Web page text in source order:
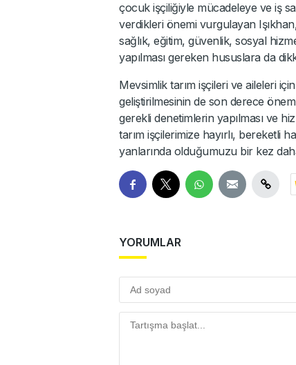
çocuk işçiliğiyle mücadeleye ve iş
verdikleri önemi vurgulayan
sağlık, eğitim, güvenlik, sosyal
yapılması gereken hususlara da
Mevsimlik tarım işçileri ve aileleri
geliştirilmesinin de son derece
gerekli denetimlerin yapılması ve
tarım işçilerimize hayırlı, bereketli
yanlarında olduğumuzu bir kez
YORUMLAR